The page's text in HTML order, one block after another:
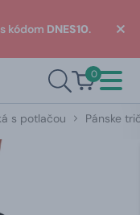
kódom DNES10.
0
s potlačou Pánske